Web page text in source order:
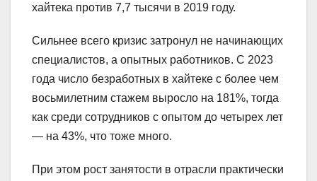
хайтека против 7,7 тысячи в 2019 году.
Сильнее всего кризис затронул не начинающих
специалистов, а опытных работников. С 2023
года число безработных в хайтеке с более чем
восьмилетним стажем выросло на 181%, тогда
как среди сотрудников с опытом до четырех лет
— на 43%, что тоже много.
При этом рост занятости в отрасли практически